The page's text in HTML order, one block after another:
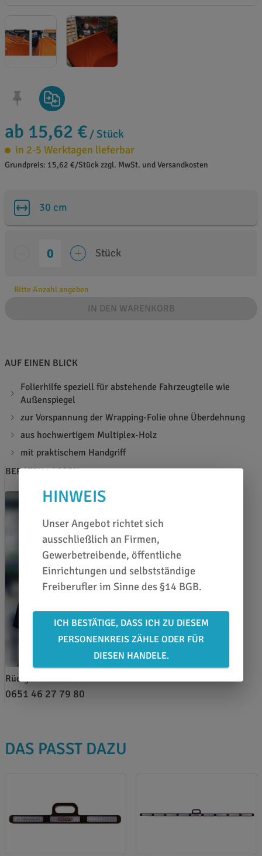
ab 15,62 € / Stück
in 2-5 Werktagen lieferbar
Grundpreis: 15,62 €/Stück zzgl. MwSt. und Versandkosten
30 cm
Stück
Bitte Anzahl angeben
IN DEN WARENKORB
AUF EINEN BLICK
Folierhilfe speziell für abstehende Fahrzeugteile wie
Außenspiegel
zur Vorspannung der Wrapping-Folie ohne Überdehnung
aus hochwertigem Multiplex-Holz
mit praktischem Handgriff
BERATEN LASSEN
Rüdiger Krämer
0651 46 27 79 80
DAS PASST DAZU
HINWEIS
Unser Angebot richtet sich
ausschließlich an Firmen,
Gewerbetreibende, öffentliche
Einrichtungen und selbstständige
Freiberufler im Sinne des §14 BGB.
ICH BESTÄTIGE, DASS ICH ZU DIESEM
PERSONENKREIS ZÄHLE ODER FÜR
DIESEN HANDELE.